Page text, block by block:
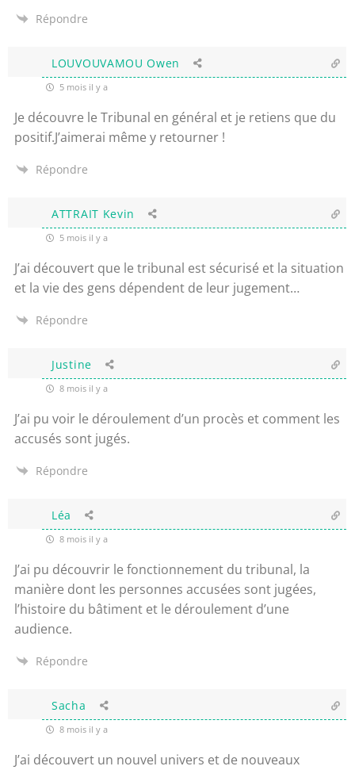
Répondre
LOUVOUVAMOU Owen
5 mois il y a
Je découvre le Tribunal en général et je retiens que du
positif.J’aimerai même y retourner !
Répondre
ATTRAIT Kevin
5 mois il y a
J’ai découvert que le tribunal est sécurisé et la situation
et la vie des gens dépendent de leur jugement…
Répondre
Justine
8 mois il y a
J’ai pu voir le déroulement d’un procès et comment les
accusés sont jugés.
Répondre
Léa
8 mois il y a
J’ai pu découvrir le fonctionnement du tribunal, la
manière dont les personnes accusées sont jugées,
l’histoire du bâtiment et le déroulement d’une
audience.
Répondre
Sacha
8 mois il y a
J’ai découvert un nouvel univers et de nouveaux